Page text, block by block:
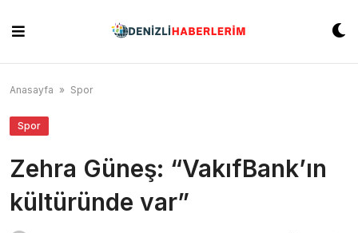
content
Anasayfa » Spor
Spor
Zehra Güneş: “VakıfBank’ın
kültüründe var”